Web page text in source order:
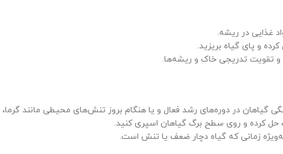
غذایی در ریشه.
گیاهان در دوره‌های رشد فعال و یا هنگام بروز تنش‌های محیطی مانند گرما،